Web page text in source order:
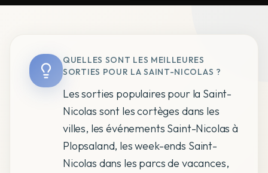
QUELLES SONT LES MEILLEURES
SORTIES POUR LA SAINT-NICOLAS ?
Les sorties populaires pour la Saint-
Nicolas sont les cortèges dans les
villes, les événements Saint-Nicolas à
Plopsaland, les week-ends Saint-
Nicolas dans les parcs de vacances,